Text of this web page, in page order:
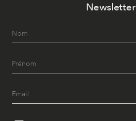
Newsletter